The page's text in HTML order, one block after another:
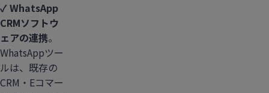
✓ WhatsApp
CRMソフトウ
ェアの連携。
WhatsAppツー
ルは、既存の
CRM・Eコマー